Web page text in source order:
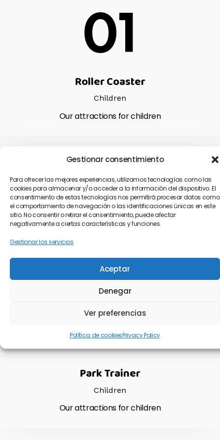
Gestionar consentimiento
Para ofrecer las mejores experiencias, utilizamos tecnologías como las
cookies para almacenar y/o acceder a la información del dispositivo. El
consentimiento de estas tecnologías nos permitirá procesar datos como
el comportamiento de navegación o las identificaciones únicas en este
sitio. No consentir o retirar el consentimiento, puede afectar
negativamente a ciertas características y funciones.
Gestionar los servicios
Aceptar
Denegar
Ver preferencias
Política de cookiesPrivacy Policy
01
Roller Coaster
Children
Our attractions for children
02
Our Fun Carousels
03
Park Trainer
Children
Our attractions for children